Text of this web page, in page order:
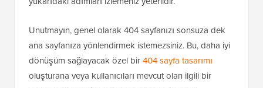
yerine yeni blog gönderisine yönlendirmek en iyisidir.
Birden fazla 404 sayfa yönlendirmesi eklemek için
yukarıdaki adımları izlemeniz yeterlidir.
Unutmayın, genel olarak 404 sayfanızı sonsuza dek